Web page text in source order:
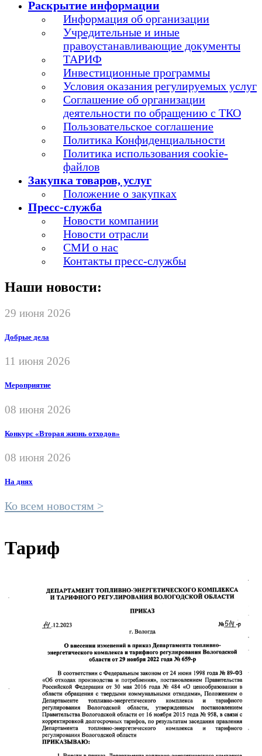
Раскрытие информации
Информация об организации
Учредительные и иные
правоустанавливающие документы
ТАРИФ
Инвестиционные программы
Условия оказания регулируемых услуг
Соглашение об организации
деятельности по обращению с ТКО
Пользовательское соглашение
Политика Конфиденциальности
Политика использования cookie-
файлов
Закупка товаров, услуг
Положение о закупках
Пресс-служба
Новости компании
Новости отрасли
СМИ о нас
Контакты пресс-службы
Наши новости:
29 июня 2026
Добрые дела
11 июня 2026
Мероприятие
08 июня 2026
Конкурс «Вторая жизнь отходов»
08 июня 2026
На днях
Ко всем новостям >
Тариф